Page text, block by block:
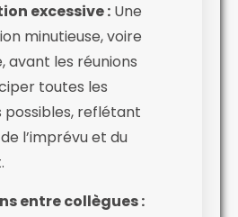
excessive : Une
minutieuse, voire
avant les réunions
toutes les
possibles, reflétant
l’imprévu et du
entre collègues :